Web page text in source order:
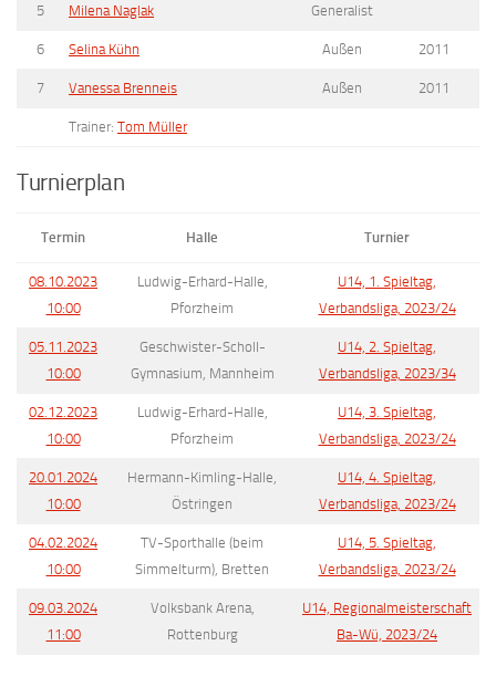
5 Milena Naglak Generalist
6 Selina Kühn Außen 2011
7 Vanessa Brenneis Außen 2011
Trainer: Tom Müller
Turnierplan
Termin Halle Turnier
08.10.2023
10:00
Ludwig-Erhard-Halle,
Pforzheim
U14, 1. Spieltag,
Verbandsliga, 2023/24
05.11.2023
10:00
Geschwister-Scholl-
Gymnasium, Mannheim
U14, 2. Spieltag,
Verbandsliga, 2023/34
02.12.2023
10:00
Ludwig-Erhard-Halle,
Pforzheim
U14, 3. Spieltag,
Verbandsliga, 2023/24
20.01.2024
10:00
Hermann-Kimling-Halle,
Östringen
U14, 4. Spieltag,
Verbandsliga, 2023/24
04.02.2024
10:00
TV-Sporthalle (beim
Simmelturm), Bretten
U14, 5. Spieltag,
Verbandsliga, 2023/24
09.03.2024
11:00
Volksbank Arena,
Rottenburg
U14, Regionalmeisterschaft
Ba-Wü, 2023/24